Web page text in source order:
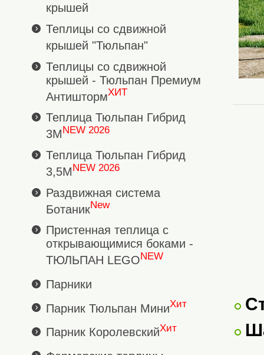
крышей
Теплицы со сдвижной
крышей "Тюльпан"
Теплицы со сдвижной
крышей - Тюльпан Премиум
АнтиштормХИТ
Теплица Тюльпан Гибрид
3М NEW 2026
Теплица Тюльпан Гибрид
3,5МNEW 2026
Раздвижная система
БотаникNew
Пристенная теплица с
открывающимися боками -
ТЮЛЬПАН LEGONEW
Парники
Парник Тюльпан МиниХит
Парник КоролевскийХит